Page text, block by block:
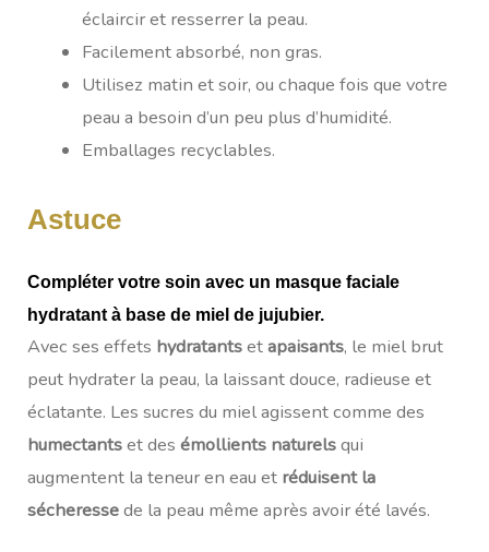
éclaircir et resserrer la peau.
Facilement absorbé, non gras.
Utilisez matin et soir, ou chaque fois que votre
peau a besoin d’un peu plus d’humidité.
Emballages recyclables.
Astuce
Compléter votre soin avec un masque faciale
hydratant à base de miel de jujubier.
Avec ses effets hydratantsetapaisants, le miel brut
peut hydrater la peau, la laissant douce, radieuse et
éclatante. Les sucres du miel agissent comme des
humectantset des émollients naturelsqui
augmentent la teneur en eau et réduisent la
sécheressede la peau même après avoir été lavés.